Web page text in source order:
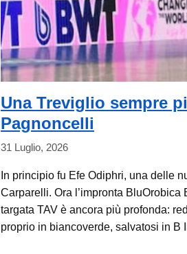
Una Treviglio sempre
Pagnoncelli
31 Luglio, 2026
In principio fu Efe Odiphri, una delle
Carparelli. Ora l’impronta
targata TAV è ancora più profonda:
proprio in biancoverde, salvatosi in